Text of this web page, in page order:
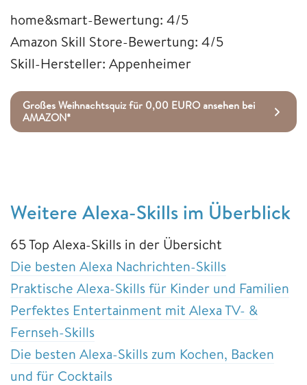
home&smart-Bewertung: 4/5
Amazon Skill Store-Bewertung: 4/5
Skill-Hersteller: Appenheimer
Großes Weihnachtsquiz für 0,00 EURO ansehen bei
AMAZON*
Weitere Alexa-Skills im Überblick
65 Top Alexa-Skills in der Übersicht
Die besten Alexa Nachrichten-Skills
Praktische Alexa-Skills für Kinder und Familien
Perfektes Entertainment mit Alexa TV- &
Fernseh-Skills
Die besten Alexa-Skills zum Kochen, Backen
und für Cocktails